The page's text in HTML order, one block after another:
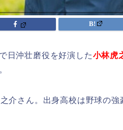
日沖壮磨役を好演した小林虎
介さん。出身高校は野球の強